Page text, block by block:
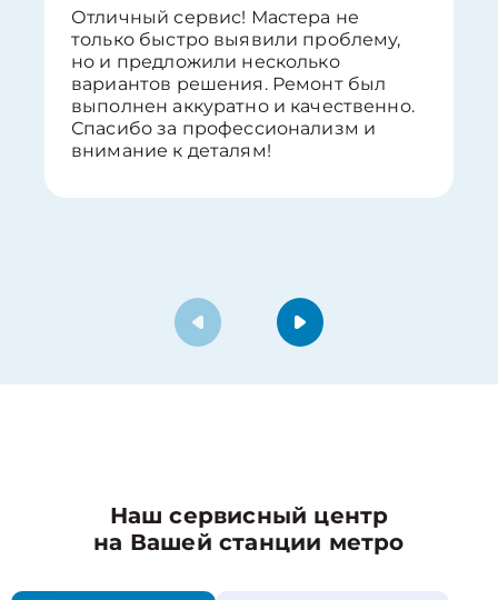
Отличный сервис! Мастера не
только быстро выявили проблему,
но и предложили несколько
вариантов решения. Ремонт был
выполнен аккуратно и качественно.
Спасибо за профессионализм и
внимание к деталям!
Наш сервисный центр
на Вашей станции метро